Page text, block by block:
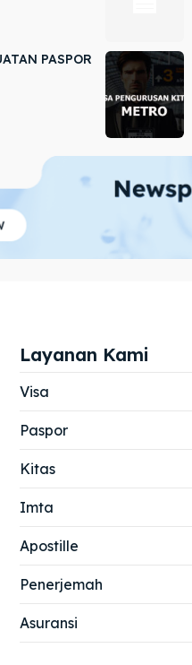
Cari
Cari
PASPOR
Layanan Kami
Visa
Paspor
Kitas
Imta
Apostille
Penerjemah
Asuransi